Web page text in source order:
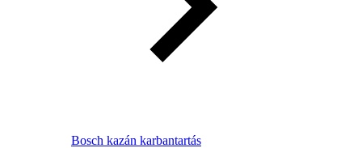
Bosch kazán karbantartás